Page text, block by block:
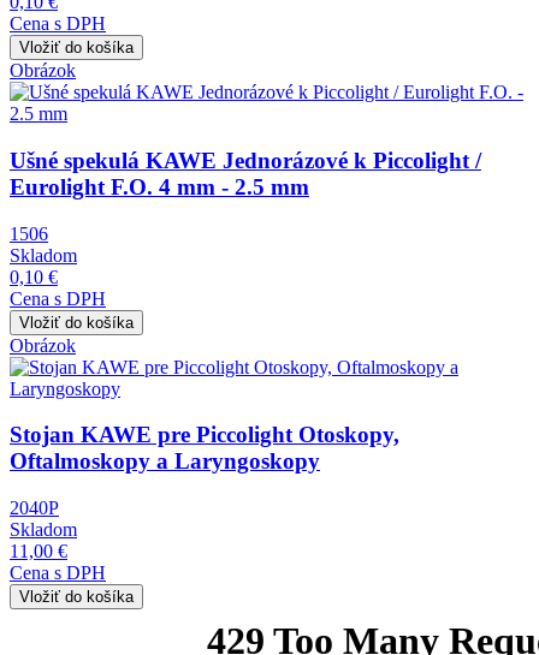
Cena s DPH
Obrázok
Ušné spekulá KAWE Jednorázové k Piccolight /
Eurolight F.O. 4 mm - 2.5 mm
1506
Skladom
0,10 €
Cena s DPH
Obrázok
Stojan KAWE pre Piccolight Otoskopy,
Oftalmoskopy a Laryngoskopy
2040P
Skladom
11,00 €
Cena s DPH